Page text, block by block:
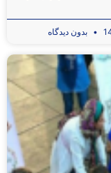
بدون دیدگاه